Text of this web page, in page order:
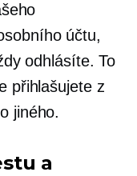
účtu,
odhlásíte. To
přihlašujete z
jiného.
a